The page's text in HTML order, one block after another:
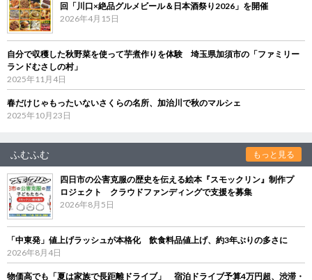
回「川口×絶品グルメビール＆日本酒祭り2026」を開催
2026年4月15日
自分で収穫した秋野菜を使って芋煮作りを体験 埼玉県加須市の「ファミリー
ランドむさしの村」
2025年11月4日
春だけじゃもったいないさくらの名所、加治川で秋のマルシェ
2025年10月23日
ふむふむ もっと見る
四日市の公害克服の歴史を伝える絵本『スモックリン』制作プ
ロジェクト クラウドファンディングで支援を募集
2026年8月5日
「中東発」値上げラッシュが本格化 飲食料品値上げ、約3年ぶりの多さに
2026年8月4日
物価高でも「夏は家族で長距離ドライブ」 宿泊ドライブ予算4万円超、渋滞・